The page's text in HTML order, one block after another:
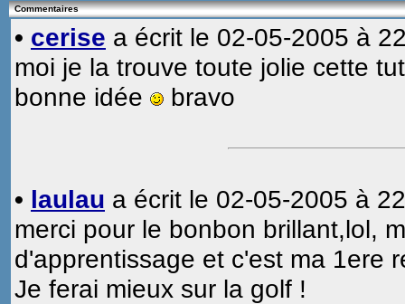
Commentaires
• cerise a écrit le 02-05-2005 à
moi je la trouve toute jolie cette
bonne idée
bravo
• laulau a écrit le 02-05-2005 à
merci pour le bonbon brillant,lol,
d'apprentissage et c'est ma 1ere
Je ferai mieux sur la golf !